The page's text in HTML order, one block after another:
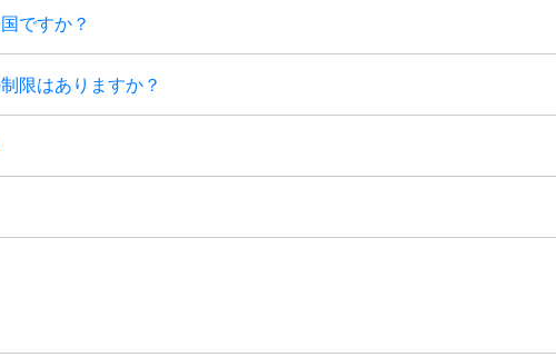
ですか？
限はありますか？